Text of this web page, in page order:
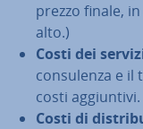
prezzo finale,
alto.)
Costi dei
con­su­len­za e
costi ag­giun­ti­vi.
Costi di